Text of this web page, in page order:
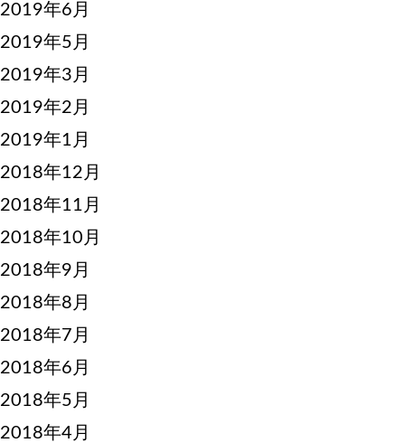
2019年6月
2019年5月
2019年3月
2019年2月
2019年1月
2018年12月
2018年11月
2018年10月
2018年9月
2018年8月
2018年7月
2018年6月
2018年5月
2018年4月